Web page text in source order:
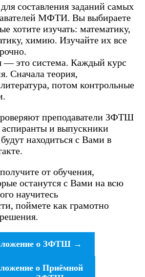
составления заданий самых
МФТИ. Вы выбираете
хотите изучать: математику,
химию. Изучайте их все
— это система. Каждый курс
Сначала теория,
потом контрольные
преподаватели ЗФТШ
и выпускники
находиться с Вами в
от обучения,
останутся с Вами на всю
научитесь
поймете как грамотно
о ЗФТШ →
о Приёмной